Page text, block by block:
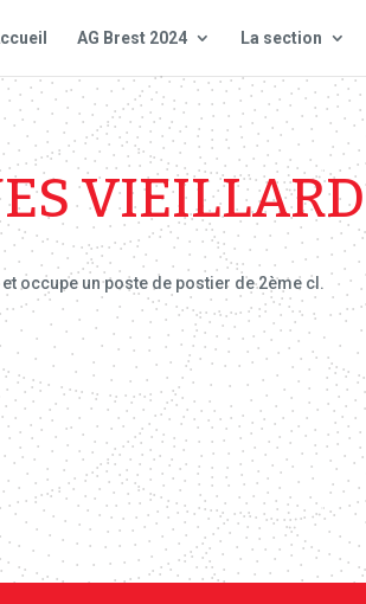
AG Brest 2024 La section
VIEILLARD
occupe un poste de postier de 2ème cl.